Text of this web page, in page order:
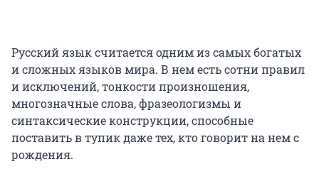
Русский язык считается одним из самых богатых
и сложных языков мира. В нем есть сотни правил
и исключений, тонкости произношения,
многозначные слова, фразеологизмы и
синтаксические конструкции, способные
поставить в тупик даже тех, кто говорит на нем с
рождения.